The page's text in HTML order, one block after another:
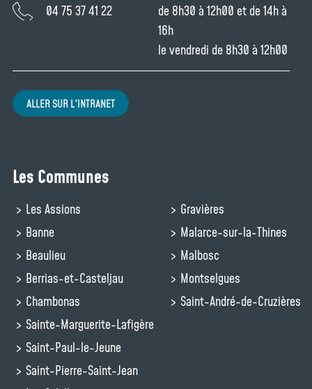
04 75 37 41 22
de 8h30 à 12h00 et de 14h à
16h
le vendredi de 8h30 à 12h00
ALLER SUR L'INTRANET
Les Communes
Les Assions
Banne
Beaulieu
Berrias-et-Casteljau
Chambonas
Gravières
Malarce-sur-la-Thines
Malbosc
Montselgues
Saint-André-de-Cruzières
Sainte-Marguerite-Lafigère
Saint-Paul-le-Jeune
Saint-Pierre-Saint-Jean